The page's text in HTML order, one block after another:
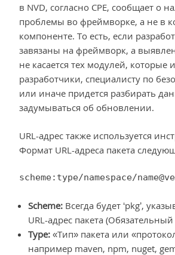
в NVD, согласно CPE, сообщает о
проблемы во фреймворке, а не в
компоненте. То есть, если
завязаны на фреймворк, а
не касается тех модулей, которые
разработчики, специалисту по
или иначе придется разбирать
задумываться об обновлении.
URL-адрес также используется
Формат URL-адреса пакета
scheme:type/namespace/
Sсheme: Всегда будет ‘pkg’,
URL-адрес пакета
Type: «Тип» пакета или
например maven, npm, nuget,